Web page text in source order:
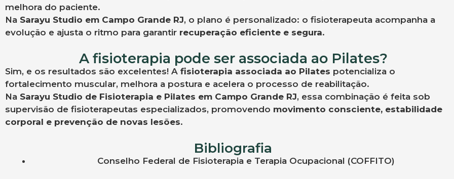
melhora do paciente.
Na Sarayu Studio em Campo Grande RJ, o plano é personalizado: o fisioterapeuta acompanha a
evolução e ajusta o ritmo para garantir recuperação eficiente e segura.
A fisioterapia pode ser associada ao Pilates?
Sim, e os resultados são excelentes! A fisioterapia associada ao Pilates potencializa o
fortalecimento muscular, melhora a postura e acelera o processo de reabilitação.
Na Sarayu Studio de Fisioterapia e Pilates em Campo Grande RJ, essa combinação é feita sob
supervisão de fisioterapeutas especializados, promovendo movimento consciente, estabilidade
corporal e prevenção de novas lesões.
Bibliografia
Conselho Federal de Fisioterapia e Terapia Ocupacional (COFFITO)